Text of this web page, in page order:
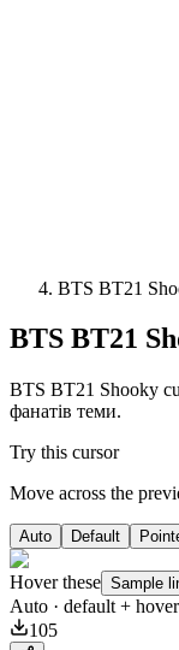
BTS BT21
BTS BT21
BTS BT21 Shooky
фанатів теми.
Try this cursor
Move across the
Auto Default
Hover these Sample
Auto · default + hover
105